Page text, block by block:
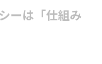
ーは「仕組み